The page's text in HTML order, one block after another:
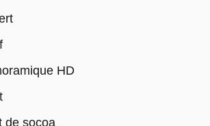
HD
de socoa